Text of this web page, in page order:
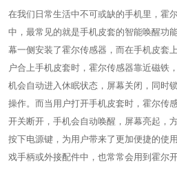
在我们日常生活中不可或缺的手机里，霍
中，最常见的就是手机皮套的智能唤醒功
幕一侧安装了霍尔传感器，而在手机皮套
户合上手机皮套时，霍尔传感器靠近磁铁
机会自动进入休眠状态，屏幕关闭，同时
操作。而当用户打开手机皮套时，霍尔传
开关断开，手机会自动唤醒，屏幕亮起，
按下电源键，为用户带来了更加便捷的使
戏手柄或外接配件中，也常常会用到霍尔